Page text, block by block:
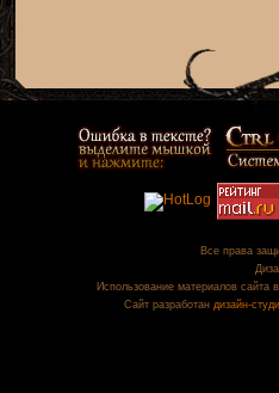
Все права
Использование материалов сайта
Сайт разработан дизайн-